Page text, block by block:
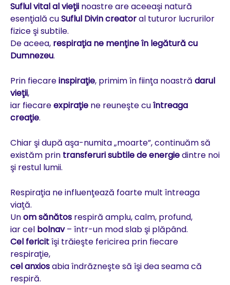
Suflul vital al vieţii noastre are aceeaşi natură
esenţială cuSuflul Divin creatoral tuturor lucrurilor
fizice şi subtile.
De aceea, respiraţia ne menţine în legătură cu
Dumnezeu.
Prin fiecareinspiraţie, primim în fiinţa noastră darul
vieţii,
iar fiecareexpiraţie ne reuneşte cuîntreaga
creaţie.
Chiar şi după aşa-numita „moarte”, continuăm să
existăm prin transferuri subtile de energiedintre noi
şi restul lumii.
Respiraţia ne influenţează foarte mult întreaga
viaţă.
Unom sănătos respiră amplu, calm, profund,
iar cel bolnav– într-un mod slab şi plăpând.
Cel fericitîşi trăieşte fericirea prin fiecare
respiraţie,
cel anxiosabia îndrăzneşte să îşi dea seama că
respiră.